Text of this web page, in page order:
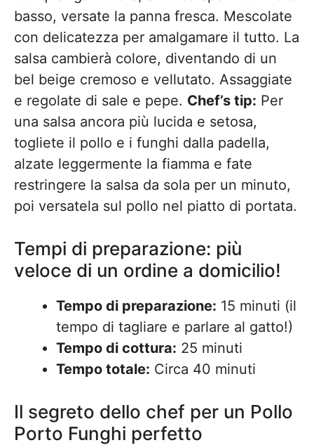
basso, versate la panna fresca. Mescolate
con delicatezza per amalgamare il tutto. La
salsa cambierà colore, diventando di un
bel beige cremoso e vellutato. Assaggiate
e regolate di sale e pepe. Chef’s tip: Per
una salsa ancora più lucida e setosa,
togliete il pollo e i funghi dalla padella,
alzate leggermente la fiamma e fate
restringere la salsa da sola per un minuto,
poi versatela sul pollo nel piatto di portata.
Tempi di preparazione: più
veloce di un ordine a domicilio!
Tempo di preparazione: 15 minuti (il
tempo di tagliare e parlare al gatto!)
Tempo di cottura: 25 minuti
Tempo totale: Circa 40 minuti
Il segreto dello chef per un Pollo
Porto Funghi perfetto